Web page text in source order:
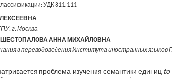
УДК 811.111
г. Москва
ШЕСТОПАЛОВА АННА МИХАЙЛОВНА
и переводоведения Института иностранных языков
проблема изучения семантики единиц to